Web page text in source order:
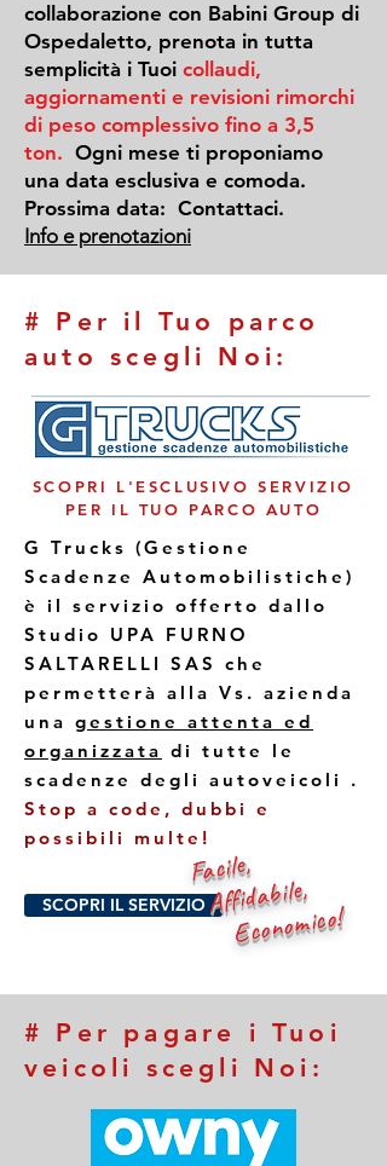
collaborazione con Babini Group di
Ospedaletto, prenota in tutta
semplicità i Tuoi collaudi,
aggiornamenti e revisioni rimorchi
di peso complessivo fino a 3,5
ton. Ogni mese ti proponiamo
una data esclusiva e comoda.
Prossima data: Contattaci.
Info e prenotazioni
# Per il Tuo parco
auto scegli Noi:
SCOPRI L'ESCLUSIVO SERVIZIO
PER IL TUO PARCO AUTO
G Trucks (Gestione
Scadenze Automobilistiche)
è il servizio offerto dallo
Studio UPA FURNO
SALTARELLI SAS che
permetterà alla Vs. azienda
una gestione attenta ed
organizzata di tutte le
scadenze degli autoveicoli .
Stop a code, dubbi e
possibili multe!
SCOPRI IL SERVIZIO
Facile,
Affidabile,
Economico!
# Per pagare i Tuoi
veicoli scegli Noi: